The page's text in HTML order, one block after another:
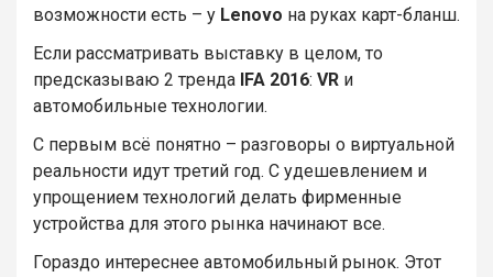
возможности есть – у Lenovo на руках карт-бланш.
Если рассматривать выставку в целом, то
предсказываю 2 тренда IFA 2016: VR и
автомобильные технологии.
С первым всё понятно – разговоры о виртуальной
реальности идут третий год. С удешевлением и
упрощением технологий делать фирменные
устройства для этого рынка начинают все.
Гораздо интереснее автомобильный рынок. Этот